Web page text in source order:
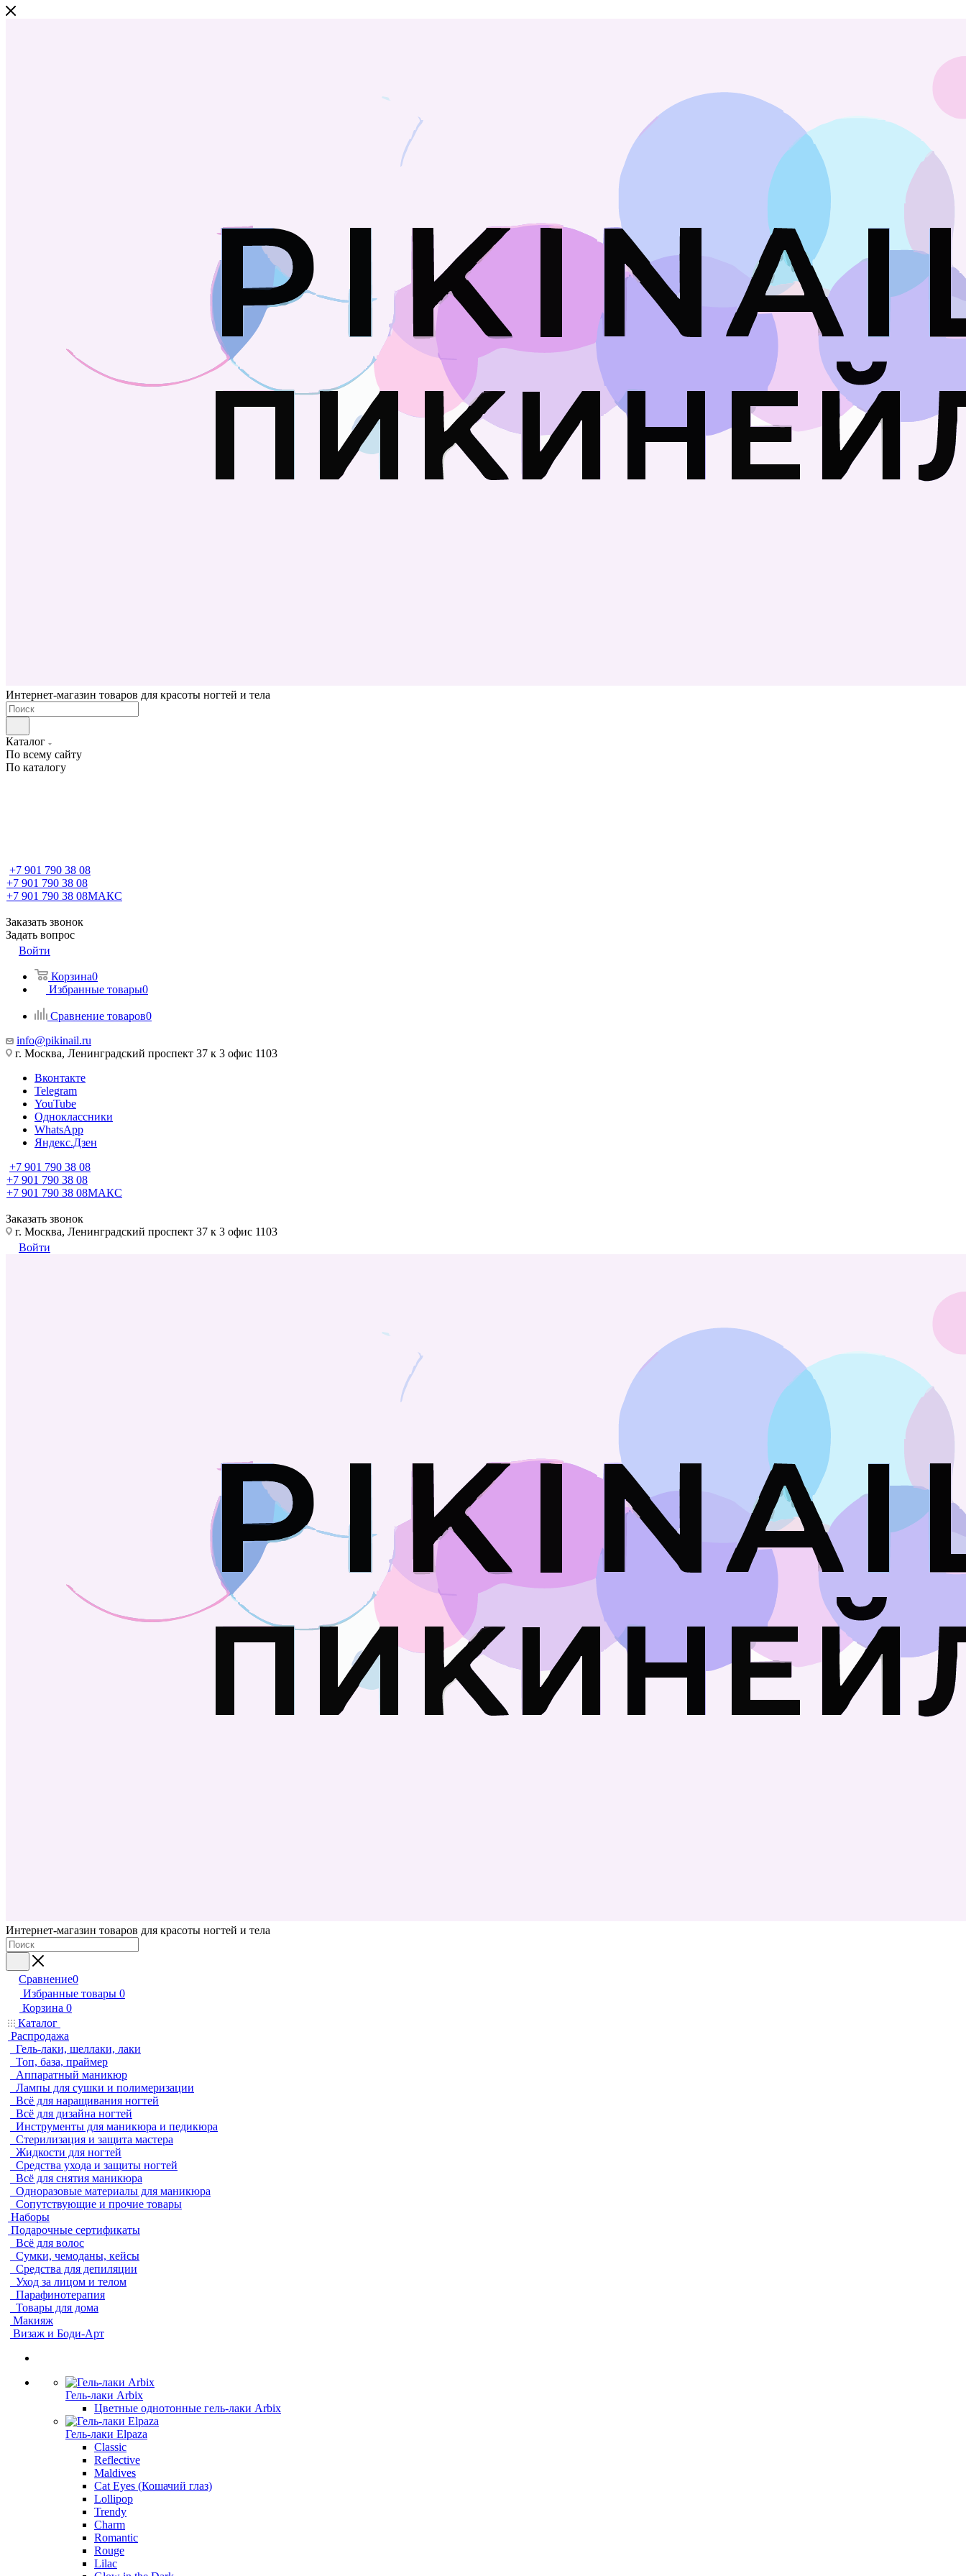
Интернет-магазин товаров для красоты ногтей и тела
Каталог
По всему сайту
По каталогу
+7 901 790 38 08
+7 901 790 38 08
+7 901 790 38 08МАКС
Заказать звонок
Задать вопрос
Войти
Корзина0
Избранные товары0
Сравнение товаров0
info@pikinail.ru
г. Москва, Ленинградский проспект 37 к 3 офис 1103
Вконтакте
Telegram
YouTube
Одноклассники
WhatsApp
Яндекс.Дзен
+7 901 790 38 08
+7 901 790 38 08
+7 901 790 38 08МАКС
Заказать звонок
г. Москва, Ленинградский проспект 37 к 3 офис 1103
Войти
Интернет-магазин товаров для красоты ногтей и тела
Сравнение0
Избранные товары 0
Корзина 0
Каталог
Распродажа
Гель-лаки, шеллаки, лаки
Топ, база, праймер
Аппаратный маникюр
Лампы для сушки и полимеризации
Всё для наращивания ногтей
Всё для дизайна ногтей
Инструменты для маникюра и педикюра
Стерилизация и защита мастера
Жидкости для ногтей
Средства ухода и защиты ногтей
Всё для снятия маникюра
Одноразовые материалы для маникюра
Сопутствующие и прочие товары
Наборы
Подарочные сертификаты
Всё для волос
Сумки, чемоданы, кейсы
Средства для депиляции
Уход за лицом и телом
Парафинотерапия
Товары для дома
Макияж
Визаж и Боди-Арт
Гель-лаки Arbix
Цветные однотонные гель-лаки Arbix
Гель-лаки Elpaza
Classic
Reflective
Maldives
Cat Eyes (Кошачий глаз)
Lollipop
Trendy
Charm
Romantic
Rouge
Lilac